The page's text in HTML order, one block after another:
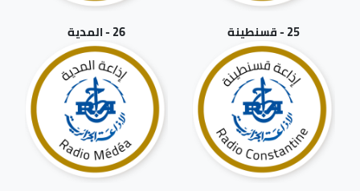
25 - قسنطينة 26 - المدية